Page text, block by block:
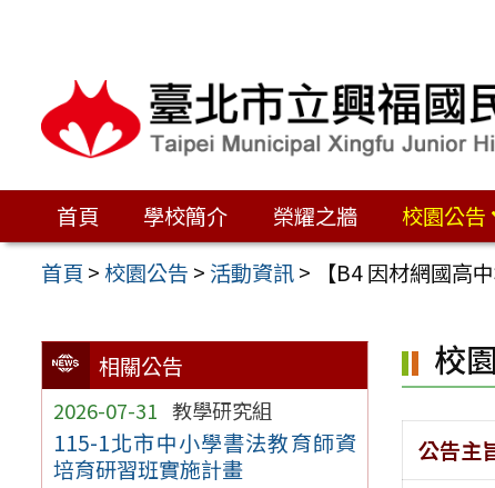
區
首頁 學校簡介 榮耀之牆 校園公告
首頁 >校園公告 > 活動資訊> 【B4 因材網國
相關公告
2026-07-31 教學研究組
115-1北市中小學書法教育師資
培育研習班實施計畫
校
公告主